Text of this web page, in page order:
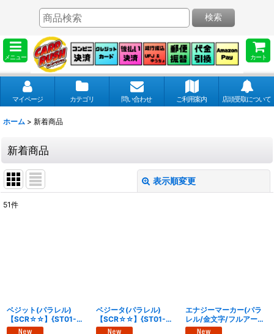
メニュー カート
検索
マイページ カテゴリ 問い合わせ ご利用案内 店頭受取について
ホーム > 新着商品
新着商品
表示順変更
51件
ベジット(パラレル)
【SCR☆☆】{ST01-
070}
ベジータ(パラレル)
【SCR☆☆】{ST01-
071}
エナジーマーカー(パラ
レル/金文字/フルアー
ト)【☆】{E-148}